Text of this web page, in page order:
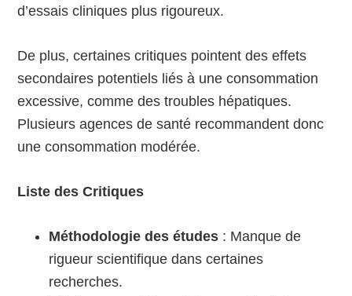
d’essais cliniques plus rigoureux.
De plus, certaines critiques pointent des effets
secondaires potentiels liés à une consommation
excessive, comme des troubles hépatiques.
Plusieurs agences de santé recommandent donc
une consommation modérée.
Liste des Critiques
Méthodologie des études : Manque de
rigueur scientifique dans certaines
recherches.